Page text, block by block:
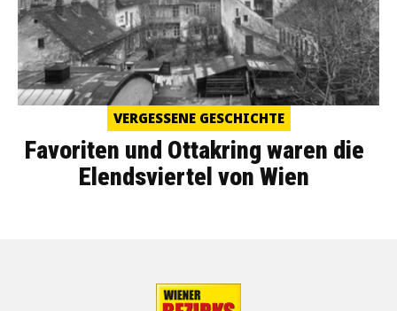
VERGESSENE GESCHICHTE
Favoriten und Ottakring waren die
Elendsviertel von Wien